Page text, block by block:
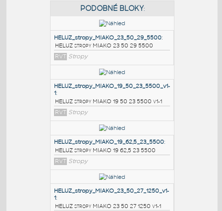
PODOBNÉ BLOKY
HELUZ_stropy_MIAKO_23_50_29_5500
HELUZ stropy MIAKO 23 50 29 5500
RVT Stropy
HELUZ_stropy_MIAKO_19_50_23_5500_v1-
1: